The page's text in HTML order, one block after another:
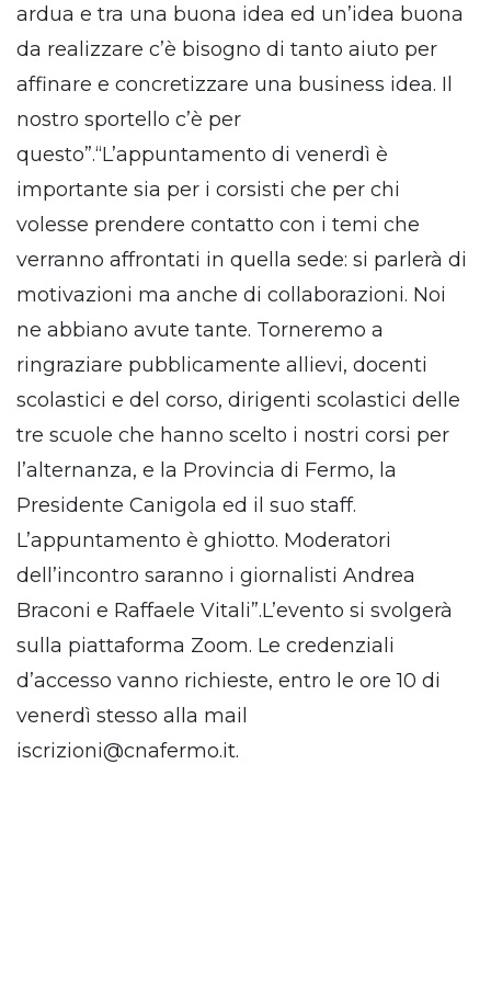
ardua e tra una buona idea ed un’idea buona
da realizzare c’è bisogno di tanto aiuto per
affinare e concretizzare una business idea. Il
nostro sportello c’è per
questo”.“L’appuntamento di venerdì è
importante sia per i corsisti che per chi
volesse prendere contatto con i temi che
verranno affrontati in quella sede: si parlerà di
motivazioni ma anche di collaborazioni. Noi
ne abbiano avute tante. Torneremo a
ringraziare pubblicamente allievi, docenti
scolastici e del corso, dirigenti scolastici delle
tre scuole che hanno scelto i nostri corsi per
l’alternanza, e la Provincia di Fermo, la
Presidente Canigola ed il suo staff.
L’appuntamento è ghiotto. Moderatori
dell’incontro saranno i giornalisti Andrea
Braconi e Raffaele Vitali”.L’evento si svolgerà
sulla piattaforma Zoom. Le credenziali
d’accesso vanno richieste, entro le ore 10 di
venerdì stesso alla mail
iscrizioni@cnafermo.it.